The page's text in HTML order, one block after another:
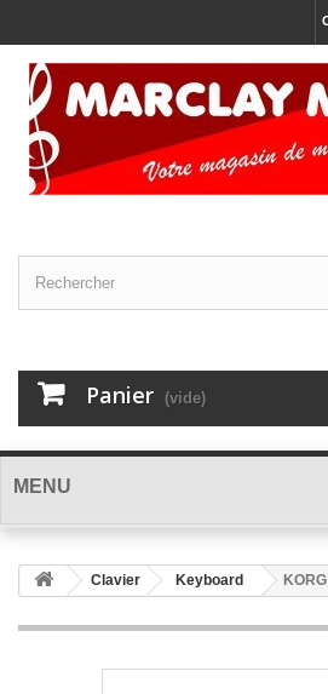
Panier (vide)
MENU
Clavier Keyboard